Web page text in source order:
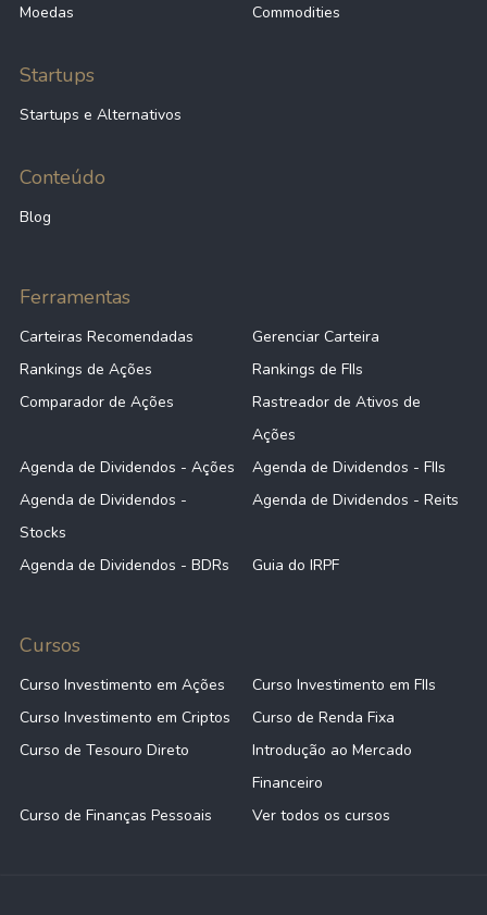
Moedas
Commodities
Startups
Startups e Alternativos
Conteúdo
Blog
Ferramentas
Carteiras Recomendadas
Gerenciar Carteira
Rankings de Ações
Rankings de FIIs
Comparador de Ações
Rastreador de Ativos de
Ações
Agenda de Dividendos - Ações
Agenda de Dividendos - FIIs
Agenda de Dividendos -
Stocks
Agenda de Dividendos - Reits
Agenda de Dividendos - BDRs Guia do IRPF
Cursos
Curso Investimento em Ações
Curso Investimento em FIIs
Curso Investimento em Criptos
Curso de Renda Fixa
Curso de Tesouro Direto
Introdução ao Mercado
Financeiro
Curso de Finanças Pessoais
Ver todos os cursos